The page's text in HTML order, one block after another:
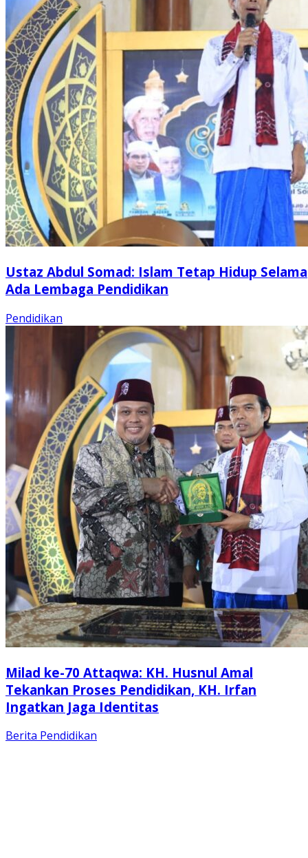
Ustaz Abdul Somad: Islam Tetap Hidup Selama
Ada Lembaga Pendidikan
Pendidikan
Milad ke-70 Attaqwa: KH. Husnul Amal
Tekankan Proses Pendidikan, KH. Irfan
Ingatkan Jaga Identitas
Berita Pendidikan